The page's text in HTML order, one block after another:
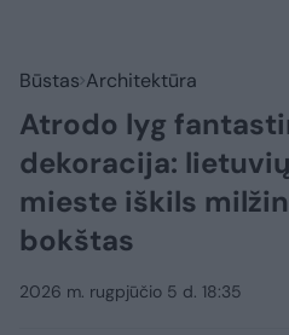
Būstas Architektūra
Atrodo lyg
dekoracija:
mieste iškils
bokštas
2026 m. rugpjūčio 5 d. 18:35